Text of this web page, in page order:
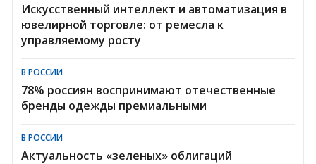
Искусственный интеллект и автоматизация в
ювелирной торговле: от ремесла к
управляемому росту
В РОССИИ
78% россиян воспринимают отечественные
бренды одежды премиальными
В РОССИИ
Актуальность «зеленых» облигаций